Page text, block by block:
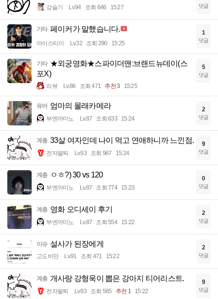
강슬기 Lv.94 조회 646 15:27 댓글
기타 페이커가 말했습니다.
아이스티이 Lv.32 조회 290 15:25
1
댓글
기타 ★외궁영화★스파이더맨:브랜드뉴데이(스
포X)
리뷰 Lv.86 조회 471 추천 3 15:25
5
댓글
유머 엄마의 몰래카메라
부엔까미노 Lv.87 조회 633 15:24
2
댓글
계층 33살 여자인데 나이 먹고 연애하니까 느낀점.
전자팔찌 Lv.93 조회 967 15:24
9
댓글
계층 ㅇㅎ?) 30 vs 120
부엔까미노 Lv.87 조회 774 15:23
0
댓글
계층 영화 오디세이 후기
부엔까미노 Lv.87 조회 554 15:22
2
댓글
이슈 설사가 된장에게
고도비만 Lv.91 조회 471 15:22
2
댓글
계층 개사랑 강형욱이 뽑은 강아지 티어리스트.
전자팔찌 Lv.93 조회 565 추천 1 15:22
9
댓글